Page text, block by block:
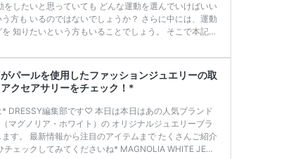
をしたいと思っていても どんな運動を選んでいけばいい
方も いるのではないでしょうか？ さらに中には、運動
知りたいという方もいることでしょう。 そこで本記事
説していくので、 ぜひ参考にしてみてくださいね(^^)
運動をする際の正しい始め方 妊娠をしたとき「適度な
のためと、考えることでしょう。 しかし、何より大切な
読む
パールを使用したファッションジュエリーの取
クセアサリーをチェック！*
DRESSY編集部です♡ 本日は本日はあの人気ブランド
マグノリア・ホワイト）の オリジナルジュエリーブラ
す。 最新情報から注目のアイテムまで たくさんご紹介
ェックしてみてくださいね* MAGNOLIA WHITE JEWE